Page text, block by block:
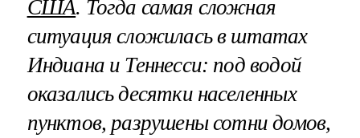
США. Тогда самая сложная
ситуация сложилась в штатах
Индиана и Теннесси: под водой
оказались десятки населенных
пунктов, разрушены сотни домов,